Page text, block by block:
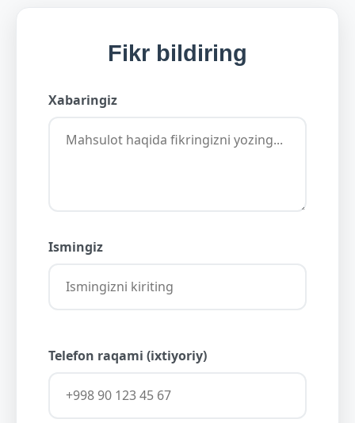
Fikr bildiring
Xabaringiz
Ismingiz
Telefon raqami (ixtiyoriy)